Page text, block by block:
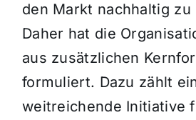
den Markt nachhaltig zu
Daher hat die
aus zusätzlichen
formuliert. Dazu zählt
weitreichende Initiative